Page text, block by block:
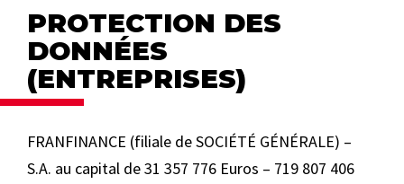
PROTECTION DES
DONNÉES
(ENTREPRISES)
FRANFINANCE (filiale de SOCIÉTÉ GÉNÉRALE) –
S.A. au capital de 31 357 776 Euros – 719 807 406